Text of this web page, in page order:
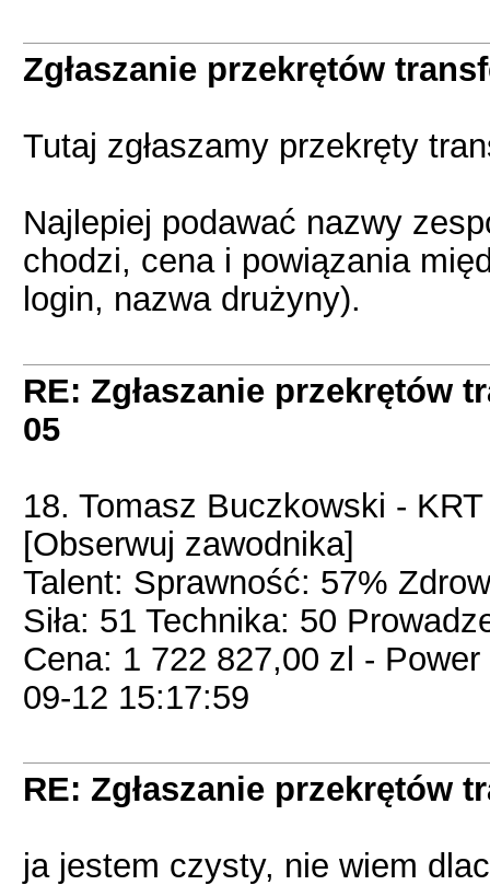
Zgłaszanie przekrętów
Tutaj zgłaszamy przekręty
Najlepiej podawać nazwy
chodzi, cena i powiązania
login, nazwa drużyny).
RE: Zgłaszanie przekrętów
05
18. Tomasz Buczkowski - KRT
[Obserwuj zawodnika]
Talent: Sprawność: 57%
Siła: 51 Technika: 50
Cena: 1 722 827,00 zl -
09-12 15:17:59
RE: Zgłaszanie przekrętów
ja jestem czysty, nie wiem